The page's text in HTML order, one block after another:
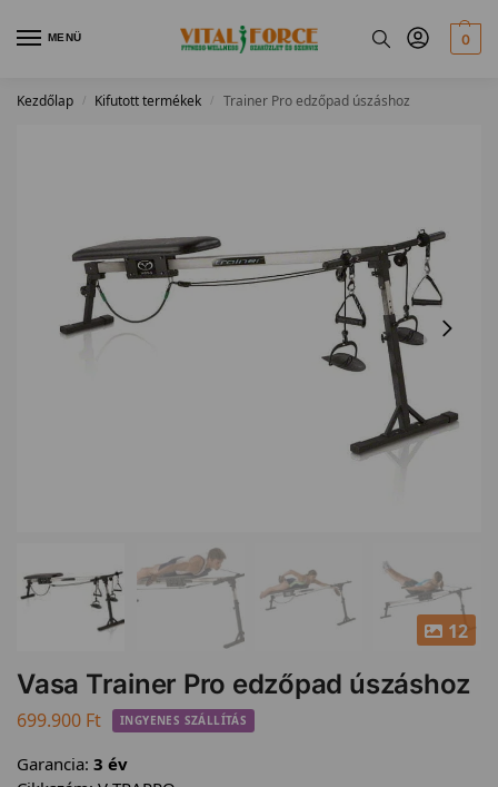
MENÜ 0
Kezdőlap / Kifutott termékek / Trainer Pro edzőpad úszáshoz
12
Vasa Trainer Pro edzőpad úszáshoz
699.900 Ft INGYENES SZÁLLÍTÁS
Garancia: 3 év